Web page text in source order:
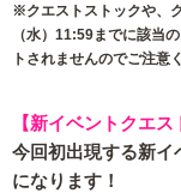
※クエストストックや、
（水）11:59までに該当
トされませんのでご注意
【新イベントクエ
今回初出現する新イ
になります！